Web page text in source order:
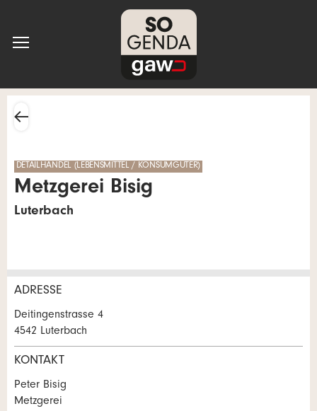
DETAILHANDEL (LEBENSMITTEL / KONSUMGÜTER)
Metzgerei Bisig
Luterbach
Anzeige beanstanden
Ihr Feedback wird sehr geschätzt!
Allgemeines Feedback
Anzeige nicht mehr gültig
Anzeige weiterempfehlen
Empfehlen Sie diese Anzeige an Freunde weiter.
ADRESSE
Deitingenstrasse 4
4542 Luterbach
KONTAKT
Peter Bisig
Metzgerei